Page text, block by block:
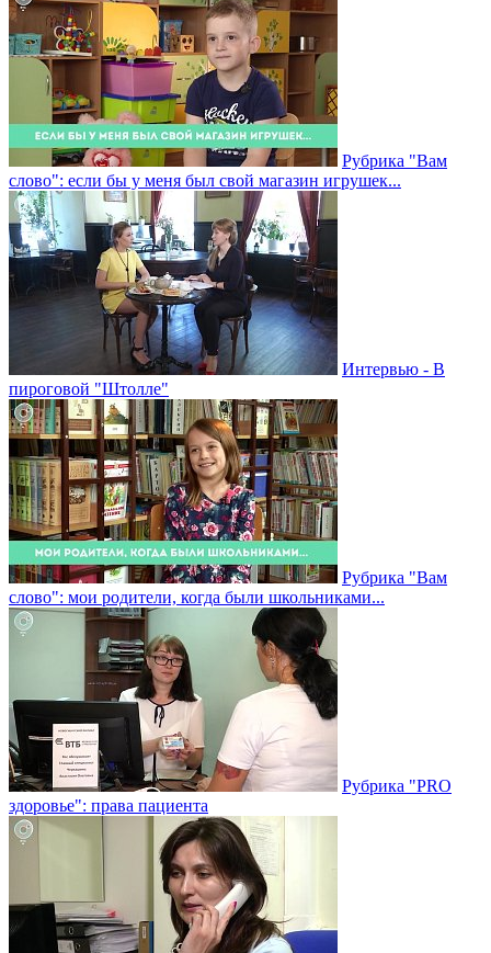
Рубрика "Вам
слово": если бы у меня был свой магазин игрушек...
Интервью - В
пироговой "Штолле"
Рубрика "Вам
слово": мои родители, когда были школьниками...
Рубрика "PRO
здоровье": права пациента